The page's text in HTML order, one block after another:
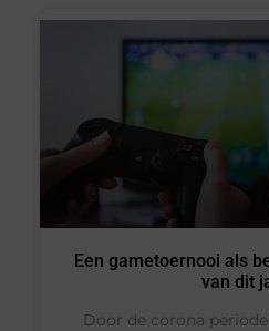
Een gametoernooi als
van dit
Door de corona